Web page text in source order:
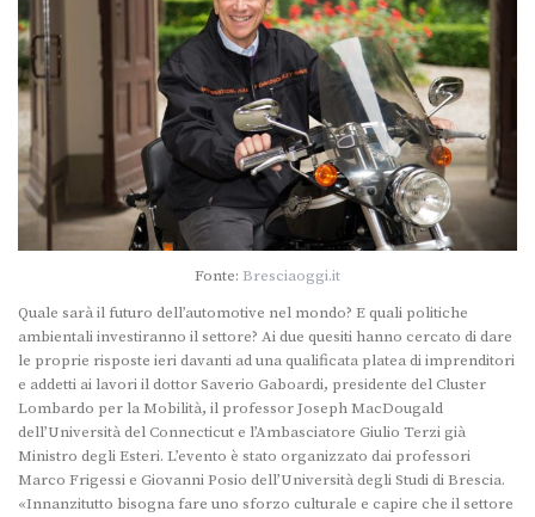
Fonte: Bresciaoggi.it
Quale sarà il futuro dell’automotive nel mondo? E quali politiche
ambientali investiranno il settore? Ai due quesiti hanno cercato di dare
le proprie risposte ieri davanti ad una qualificata platea di imprenditori
e addetti ai lavori il dottor Saverio Gaboardi, presidente del Cluster
Lombardo per la Mobilità, il professor Joseph MacDougald
dell’Università del Connecticut e l’Ambasciatore Giulio Terzi già
Ministro degli Esteri. L’evento è stato organizzato dai professori
Marco Frigessi e Giovanni Posio dell’Università degli Studi di Brescia.
«Innanzitutto bisogna fare uno sforzo culturale e capire che il settore